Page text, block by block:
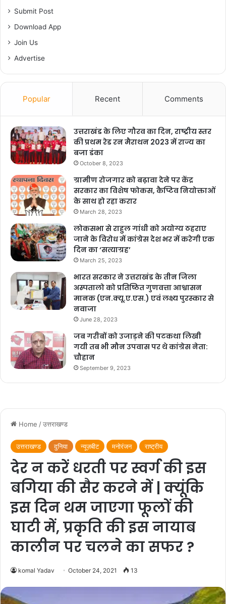
Submit Post
Download App
Join Us
Advertise
Popular Recent Comments
उत्तराखंड के लिए गौरव का दिन, राष्ट्रीय स्तर
की प्रथम रेड रन मैराथन 2023 में राज्य का
बजा डंका
October 8, 2023
ग्रामीण रोजगार को बढ़ावा देने पर केंद्र
सरकार का विशेष फोकस, कैप्टिव नियोक्ताओं
के साथ हो रहा करार
March 28, 2023
लोकसभा से राहुल गांधी को अयोग्य ठहराए
जाने के विरोध में कांग्रेस देश भर में करेगी एक
दिन का ‘सत्याग्रह’
March 25, 2023
भारत सरकार ने उत्तराखंड के तीन जिला
अस्पतालो को प्रतिष्ठित गुणवत्ता आश्वासन
मानक (एन.क्यू.ए.एस.) एवं लक्ष्य पुरस्कार से
नवाजा
June 28, 2023
जब गरीबों को उजाड़ने की पटकथा लिखी
गयी तब भी मौन उपवास पर थे कांग्रेस नेता:
चौहान
September 9, 2023